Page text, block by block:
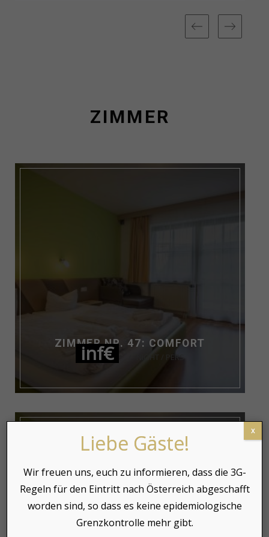
ZIMMER
ZIMMER NR. 47: COMFORT
inf€ NIGHT / PERS
Liebe Gäste!
Wir freuen uns, euch zu informieren, dass die 3G-
Regeln für den Eintritt nach Österreich abgeschafft
worden sind, so dass es keine epidemiologische
Grenzkontrolle mehr gibt.
x